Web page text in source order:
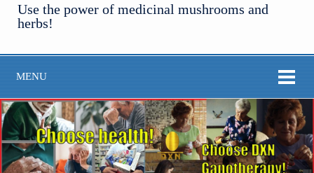
Use the power of medicinal mushrooms and
herbs!
MENU